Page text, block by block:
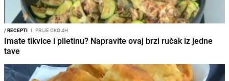
/RECEPTI I PRIJE OKO 4H
Imate tikvice i piletinu? Napravite ovaj brzi ručak iz jedne
tave